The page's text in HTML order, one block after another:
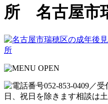
所 名古屋市